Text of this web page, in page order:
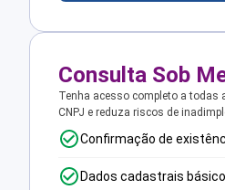
Consulta Sob
Tenha acesso completo a todas
CNPJ e reduza riscos de
Confirmação de
Dados cadastrais